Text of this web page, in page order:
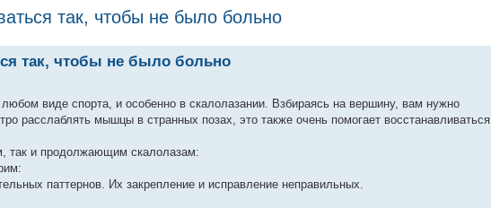
так, чтобы не было больно
так, чтобы не было больно
виде спорта, и особенно в скалолазании. Взбираясь на вершину, вам нужно
расслаблять мышцы в странных позах, это также очень помогает восстанавливаться
так и продолжающим скалолазам:
паттернов. Их закрепление и исправление неправильных.